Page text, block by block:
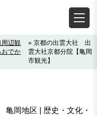
周辺観
おでか
» 京都の出雲大社 出
雲大社京都分院【亀岡
市観光】
岡地区 | 歴史・文化・